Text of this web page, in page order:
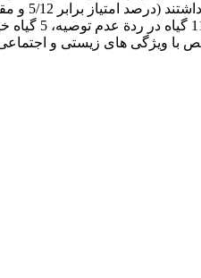
کمترین مقدار
با ویژگی ­های زیستی و